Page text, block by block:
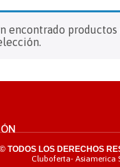
encontrado
© TODOS LOS DERECHOS
Cluboferta- Asiamerica